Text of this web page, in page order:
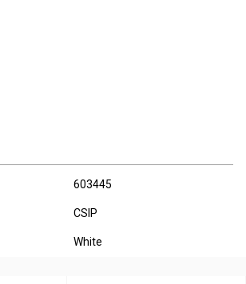
603445
CSIP
White